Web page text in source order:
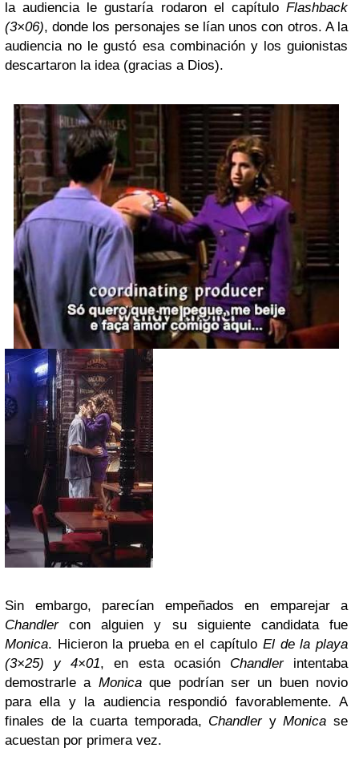
la audiencia le gustaría rodaron el capítulo Flashback
(3×06), donde los personajes se lían unos con otros. A la
audiencia no le gustó esa combinación y los guionistas
descartaron la idea (gracias a Dios).
Sin embargo, parecían empeñados en emparejar a
Chandlercon alguien y su siguiente candidata fue
Monica. Hicieron la prueba en el capítulo El de la playa
(3×25) y 4×01, en esta ocasión Chandlerintentaba
demostrarle a Monicaque podrían ser un buen novio
para ella y la audiencia respondió favorablemente. A
finales de la cuarta temporada, ChandleryMonica se
acuestan por primera vez.